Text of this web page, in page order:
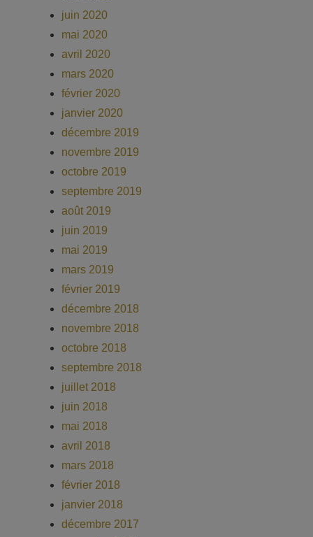
juin 2020
mai 2020
avril 2020
mars 2020
février 2020
janvier 2020
décembre 2019
novembre 2019
octobre 2019
septembre 2019
août 2019
juin 2019
mai 2019
mars 2019
février 2019
décembre 2018
novembre 2018
octobre 2018
septembre 2018
juillet 2018
juin 2018
mai 2018
avril 2018
mars 2018
février 2018
janvier 2018
décembre 2017